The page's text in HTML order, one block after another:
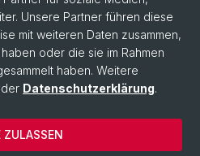
Unsere Partner führen diese
mit weiteren Daten zusammen,
oder die sie im Rahmen
haben. Weitere
Datenschutzerklärung.
ZULASSEN